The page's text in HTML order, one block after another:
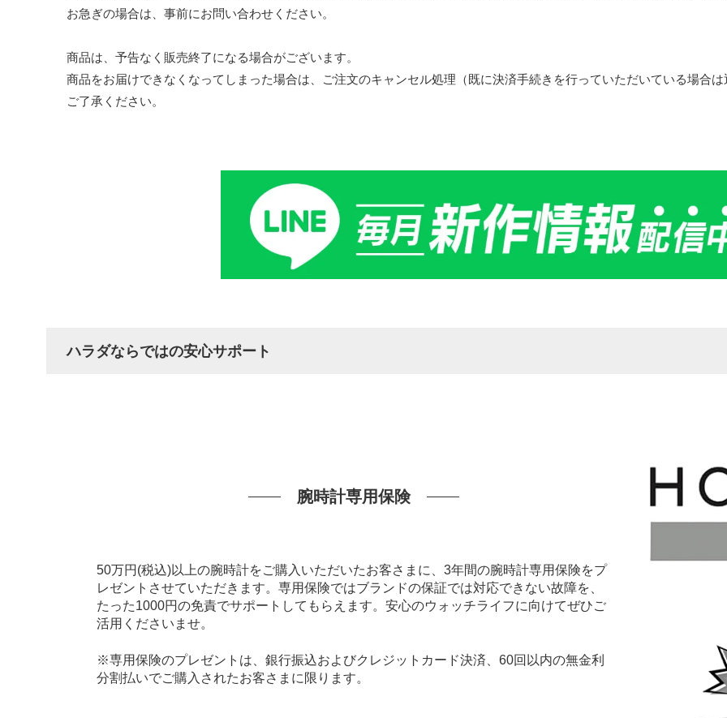
お急ぎの場合は、事前にお問い合わせください。
商品は、予告なく販売終了になる場合がございます。
商品をお届けできなくなってしまった場合は、ご注文のキャンセル処理（既に決済手続きを行っていただいている場合
ご了承ください。
ハラダならではの安心サポート
腕時計専用保険
50万円(税込)以上の腕時計をご購入いただいたお客さまに、3年間の腕時計専用保険をプ
レゼントさせていただきます。専用保険ではブランドの保証では対応できない故障を、
たった1000円の免責でサポートしてもらえます。安心のウォッチライフに向けてぜひご
活用くださいませ。
※専用保険のプレゼントは、銀行振込およびクレジットカード決済、60回以内の無金利
分割払いでご購入されたお客さまに限ります。